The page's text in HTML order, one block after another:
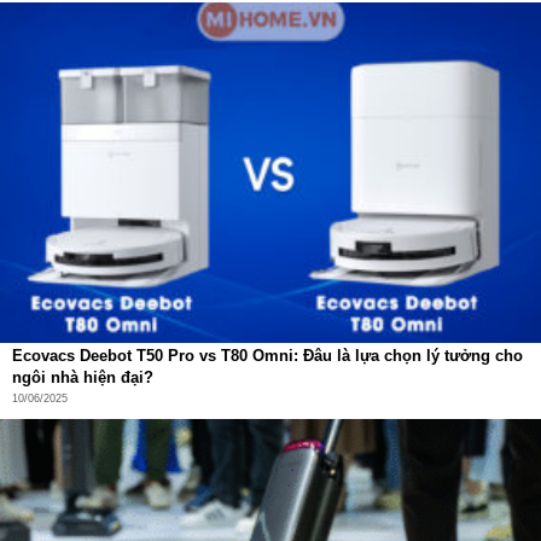
Pha dung dịch tự động tỷ lệ 1:200
trong 90 ngày.
Khay giặt giẻ không cần bảo trì đến 150 ngày
kiệm thời gian và công sức rõ rệt.
Ecovacs Deebot T50 Pro vs T80 Omni: Đâu là lựa chọn lý tưởng cho
ngôi nhà hiện đại?
10/06/2025